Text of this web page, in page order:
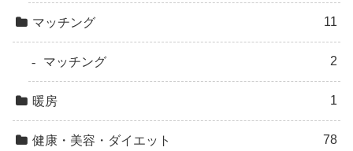
マッチング 11
マッチング 2
暖房 1
健康・美容・ダイエット 78